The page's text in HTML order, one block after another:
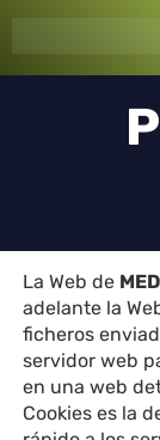
La Web de
adelante la
ficheros
servidor web
en una web
Cookies es la